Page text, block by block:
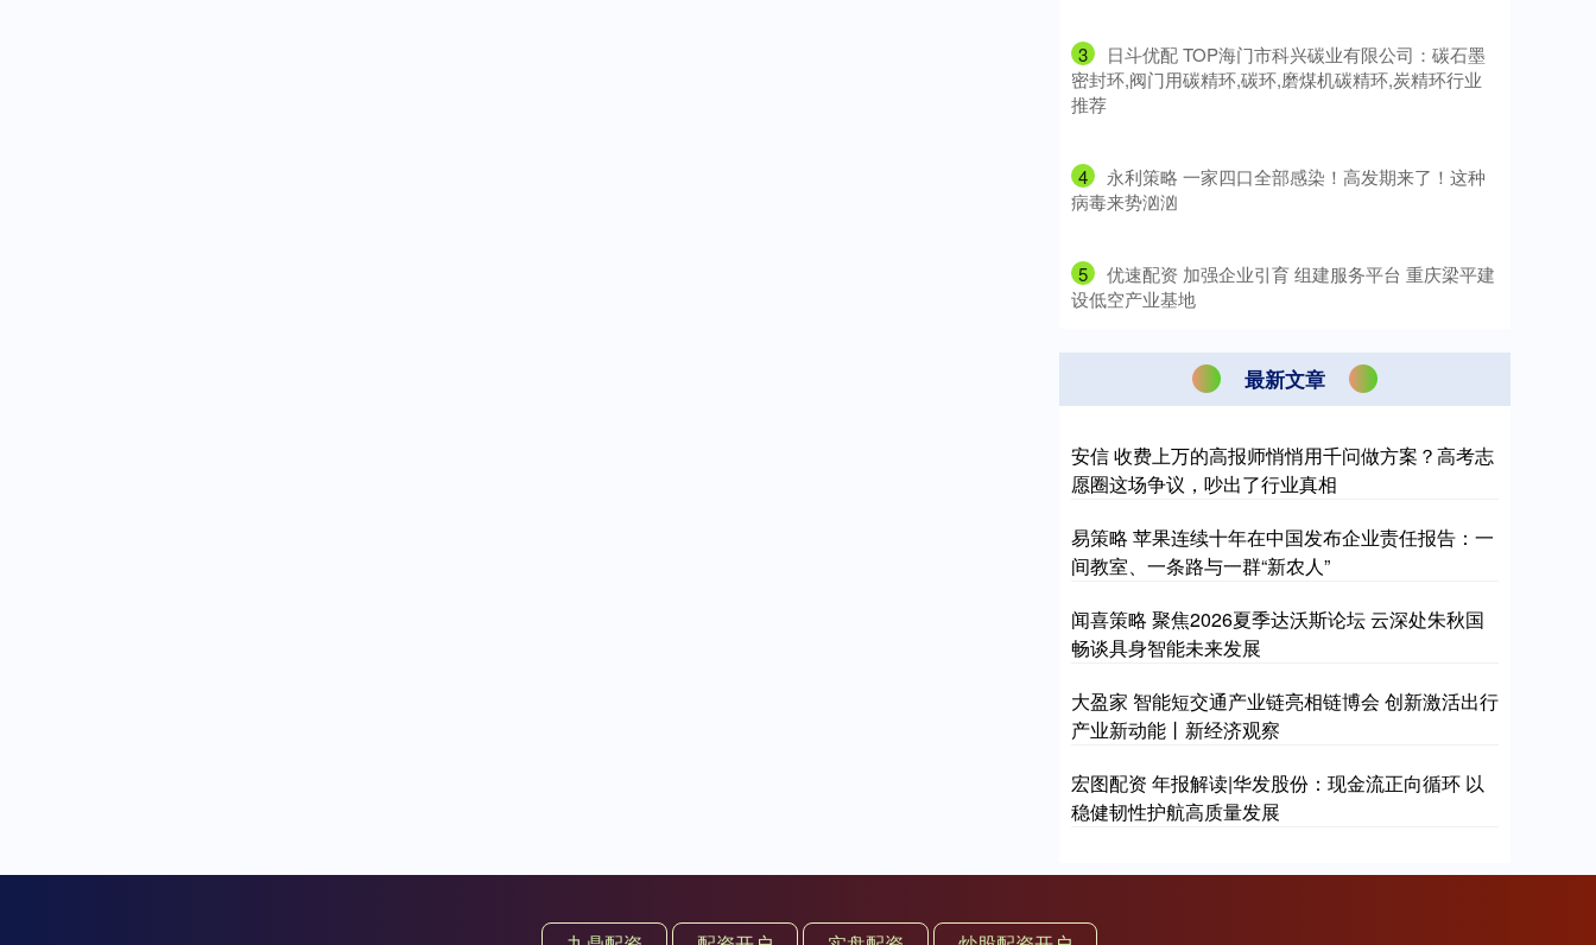
3
​日斗优配 TOP海门市科兴碳业有限公司：碳石墨
密封环,阀门用碳精环,碳环,磨煤机碳精环,炭精环行业
推荐
4
​永利策略 一家四口全部感染！高发期来了！这种
病毒来势汹汹
5
​优速配资 加强企业引育 组建服务平台 重庆梁平建
设低空产业基地
最新文章
安信 收费上万的高报师悄悄用千问做方案？高考志
愿圈这场争议，吵出了行业真相
易策略 苹果连续十年在中国发布企业责任报告：一
间教室、一条路与一群“新农人”
闻喜策略 聚焦2026夏季达沃斯论坛 云深处朱秋国
畅谈具身智能未来发展
大盈家 智能短交通产业链亮相链博会 创新激活出行
产业新动能丨新经济观察
宏图配资 年报解读|华发股份：现金流正向循环 以
稳健韧性护航高质量发展